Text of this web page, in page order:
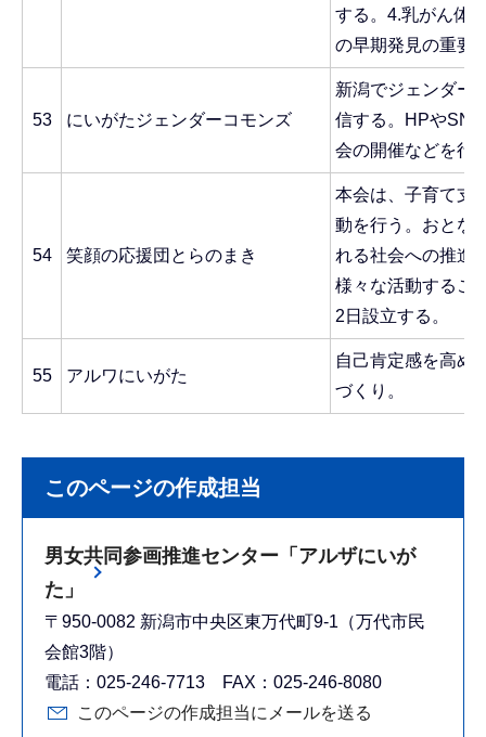
する。4.乳がん体
の早期発見の重要
53 にいがたジェンダーコモンズ
新潟でジェンダー
信する。HPや
会の開催などを行
54 笑顔の応援団とらのまき
本会は、子育て支
動を行う。おとな
れる社会への推進
様々な活動するこ
2日設立する。
55 アルワにいがた
自己肯定感を高め
づくり。
このページの作成担当
男女共同参画推進センター「アルザにいが
た」
〒950-0082 新潟市中央区東万代町9-1（万代市民
会館3階）
電話：025-246-7713 FAX：025-246-8080
このページの作成担当にメールを送る